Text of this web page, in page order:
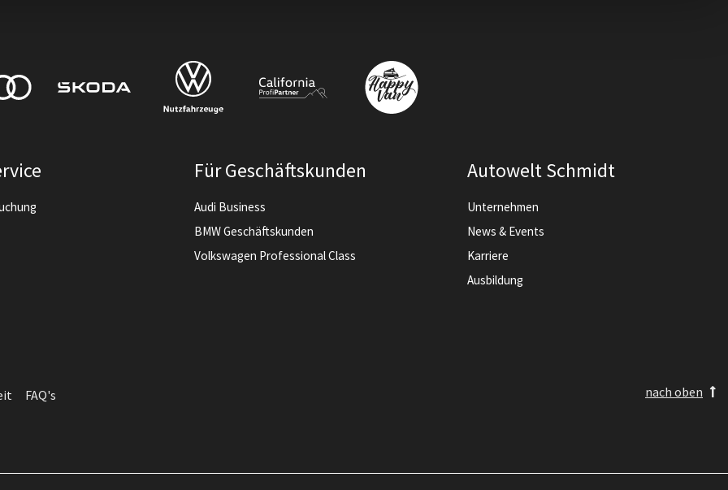
Für Geschäftskunden
Audi Business
BMW Geschäftskunden
Volkswagen Professional Class
Autowelt Schmidt
Unternehmen
News & Events
Karriere
Ausbildung
FAQ's nach oben